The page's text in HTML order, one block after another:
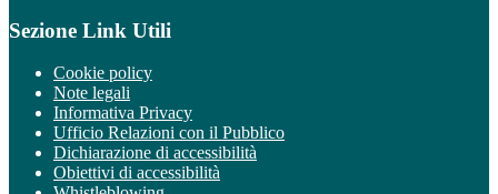
Sezione Link Utili
Cookie policy
Note legali
Informativa Privacy
Ufficio Relazioni con il Pubblico
Dichiarazione di accessibilità
Obiettivi di accessibilità